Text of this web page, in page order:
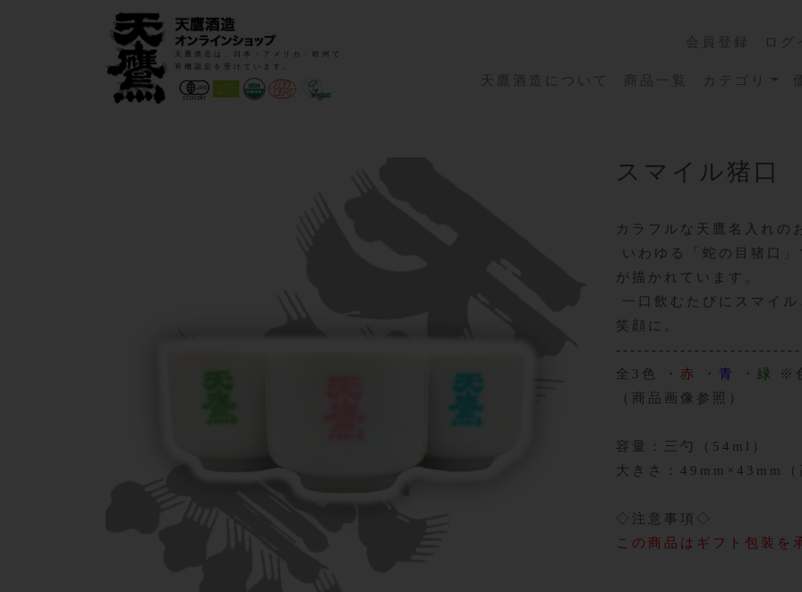
天鷹酒造は、日本・アメリカ・欧州で
有機認定を受けています。
会員登録 ログ
天鷹酒造について 商品一覧 カテゴリ
スマイル猪口
カラフルな天鷹名入れの
いわゆる「蛇の目猪口
が描かれています。
一口飲むたびにスマイ
笑顔に。
全3色 ・ 赤 ・ 青 ・ 緑
※
（商品画像参照）
容量：三勺（54ml）
大きさ：49mm×43mm
◇注意事項◇
この商品はギフト包装を